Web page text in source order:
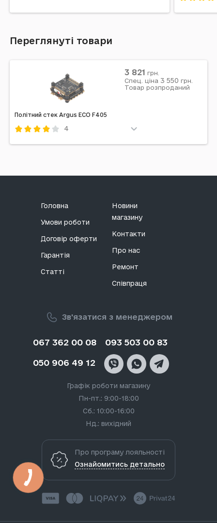
Переглянуті товари
Політний стек Argus ECO F405
4
3 821 грн.
Спец. ціна 3 550 грн.
Товар розпроданий
Зв'язатися з менеджером
067 362 00 08 093 503 00 83
050 906 49 12
Графік роботи магазину
Пн-пт.: 9:00-18:00
Сб.: 10:00-16:00
Нд.: вихідний
Головна
Умови роботи
Договір оферти
Гарантія
Статті
Новини
магазину
Контакти
Про нас
Ремонт
Співпраця
Про програму лояльності
Ознайомитись детально